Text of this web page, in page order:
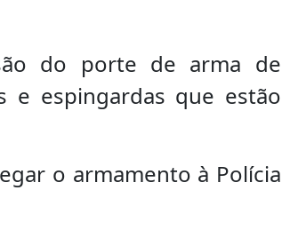
do porte de arma de
e espingardas que estão
o armamento à Polícia